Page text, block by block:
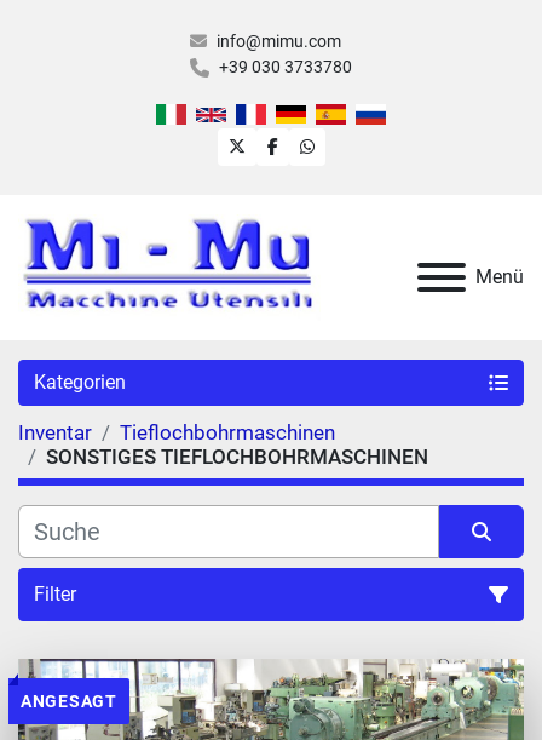
info@mimu.com
+39 030 3733780
twitterfacebookwhatsapp
Menü
Kategorien
Inventar
Tieflochbohrmaschinen
SONSTIGES TIEFLOCHBOHRMASCHINEN
Filter
Sortieren nach
ANGESAGT